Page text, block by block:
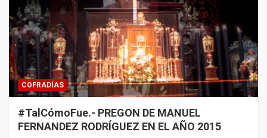
COFRADÍAS
#TalCómoFue.- PREGON DE MANUEL
FERNANDEZ RODRÍGUEZ EN EL AÑO 2015